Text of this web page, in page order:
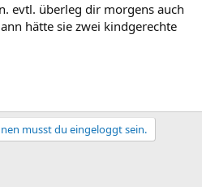
evtl. überleg dir morgens auch
hätte sie zwei kindgerechte
musst du eingeloggt sein.